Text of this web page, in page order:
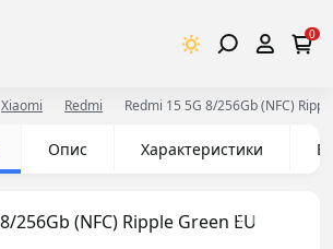
0
Xiaomi Redmi Redmi 15 5G 8/256Gb (NFC)
Опис Характеристики
У Праймі